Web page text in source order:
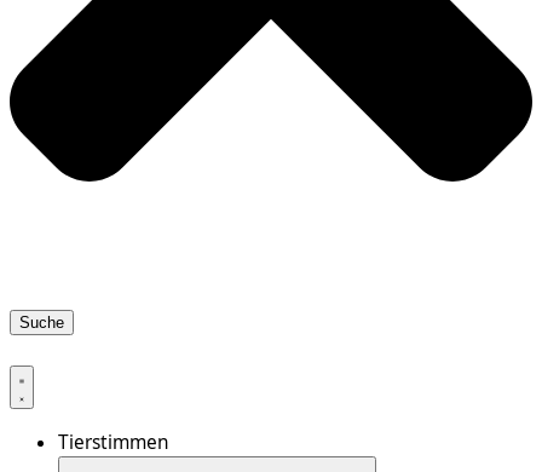
Suche
Tierstimmen